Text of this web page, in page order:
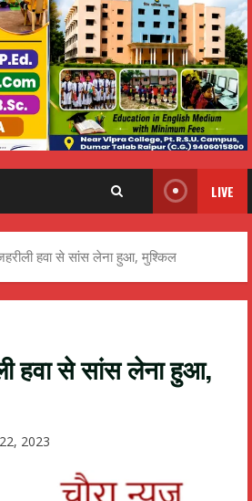
LIVE
हवा से सांस लेना हुआ, मुश्किल
हवा से सांस लेना हुआ,
2023